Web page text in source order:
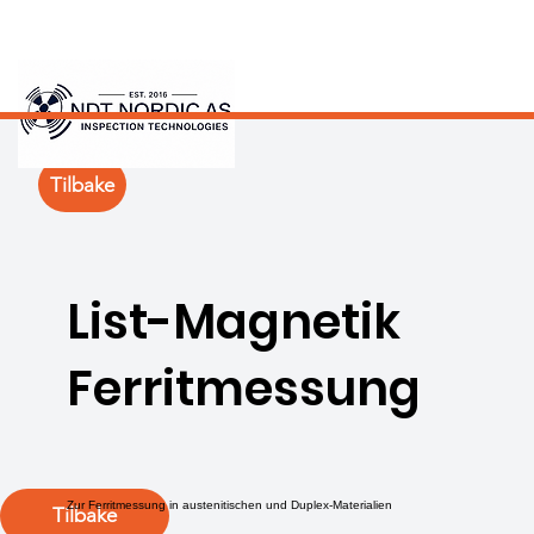
Tilbake
List-Magnetik
Ferritmessung
Zur Ferritmessung in austenitischen und Duplex-Materialien
Tilbake